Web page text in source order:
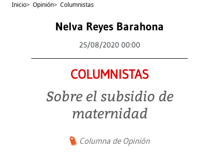
Inicio> Opinión> Columnistas
Nelva Reyes Barahona
25/08/2020 00:00
COLUMNISTAS
Sobre el subsidio de
maternidad
Columna de Opinión